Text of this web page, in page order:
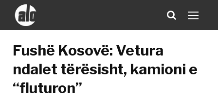
Fushë Kosovë: Vetura
ndalet tërësisht, kamioni e
“fluturon”